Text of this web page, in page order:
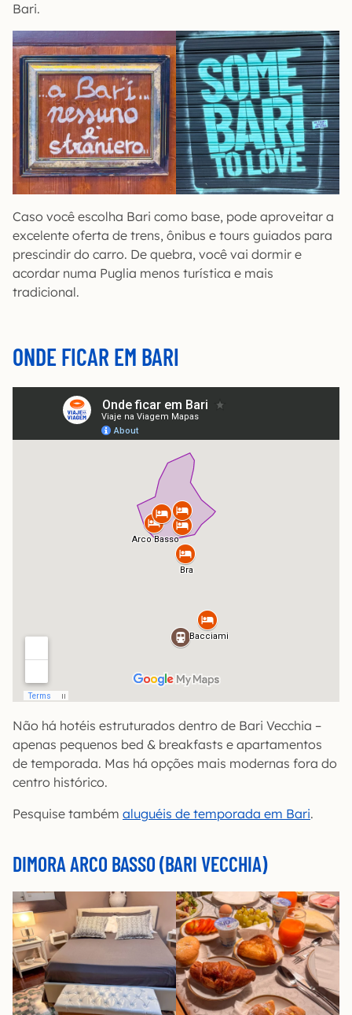
Bari.
Caso você escolha Bari como base, pode aproveitar a
excelente oferta de trens, ônibus e tours guiados para
prescindir do carro. De quebra, você vai dormir e
acordar numa Puglia menos turística e mais
tradicional.
ONDE FICAR EM BARI
Não há hotéis estruturados dentro de Bari Vecchia –
apenas pequenos bed & breakfasts e apartamentos
de temporada. Mas há opções mais modernas fora do
centro histórico.
Pesquise também aluguéis de temporada em Bari.
DIMORA ARCO BASSO (BARI VECCHIA)